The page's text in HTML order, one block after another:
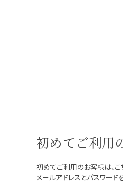
初めてご利用
初めてご利用のお客様は、
メールアドレスとパスワード